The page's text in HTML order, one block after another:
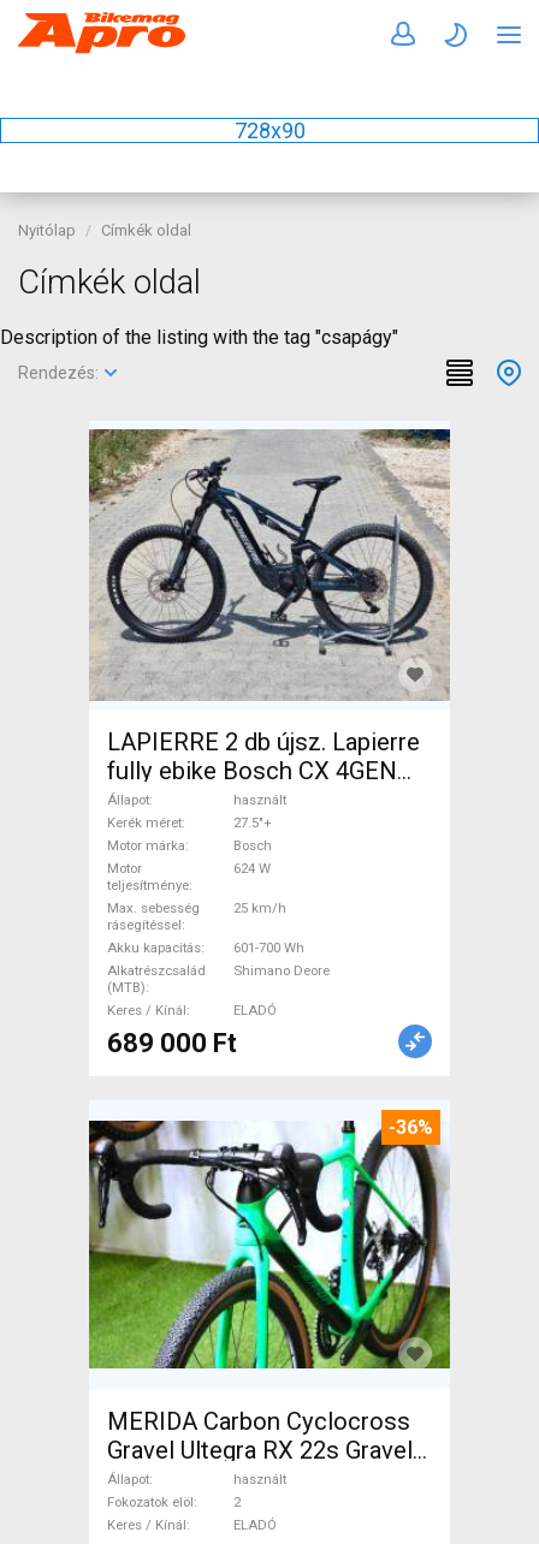
728x90
Nyitólap Címkék oldal
Címkék oldal
Description of the listing with the tag "csapágy"
Rendezés:
LAPIERRE 2 db újsz. Lapierre
fully ebike Bosch CX 4GEN
85nm Elektromos Mountain
Bike 27.5"+ össztelós / fully
Bosch Shimano Deore
használt ELADÓ
Állapot
használt
Kerék méret
27.5"+
Motor márka
Bosch
Motor
teljesítménye
624 W
Max. sebesség
rásegítéssel
25 km/h
Akku kapacitás
601-700 Wh
Alkatrészcsalád
(MTB)
Shimano Deore
Keres / Kínál ELADÓ
689 000 Ft
-36%
MERIDA Carbon Cyclocross
Gravel Ultegra RX 22s Gravel /
CX tárcsafék használt ELADÓ
Állapot
használt
Fokozatok elöl
2
Keres / Kínál
ELADÓ